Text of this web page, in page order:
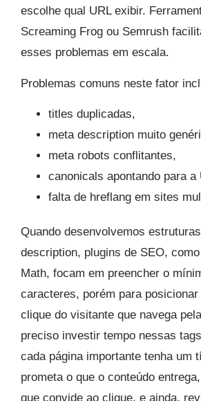
escolhe qual URL exibir.
Screaming Frog ou Semrush
esses problemas em escala.
Problemas comuns neste fator
titles duplicadas,
meta description muito
meta robots conflitantes,
canonicals apontando para a
falta de hreflang em sites
Quando desenvolvemos
description, plugins de SEO,
Math, focam em preencher o
caracteres, porém para
clique do visitante que navega
preciso investir tempo nessas
cada página importante tenha um
prometa o que o conteúdo
que convide ao clique, e ainda,